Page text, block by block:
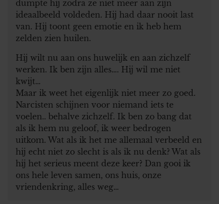
dumpte hij zodra ze niet meer aan zijn
ideaalbeeld voldeden. Hij had daar nooit last
van. Hij toont geen emotie en ik heb hem
zelden zien huilen.
Hij wilt nu aan ons huwelijk en aan zichzelf
werken. Ik ben zijn alles…. Hij wil me niet
kwijt…
Maar ik weet het eigenlijk niet meer zo goed.
Narcisten schijnen voor niemand iets te
voelen.. behalve zichzelf. Ik ben zo bang dat
als ik hem nu geloof, ik weer bedrogen
uitkom. Wat als ik het me allemaal verbeeld en
hij echt niet zo slecht is als ik nu denk? Wat als
hij het serieus meent deze keer? Dan gooi ik
ons hele leven samen, ons huis, onze
vriendenkring, alles weg…